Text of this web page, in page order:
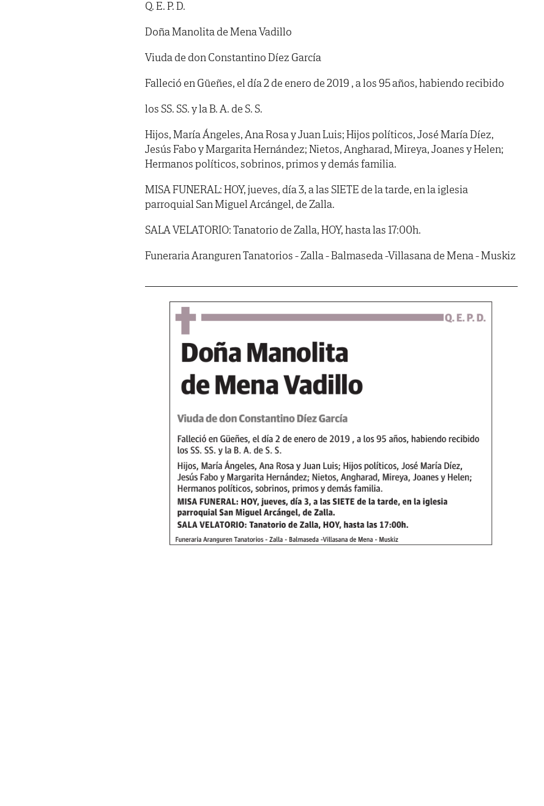
Q. E. P. D.
Doña Manolita de Mena Vadillo
Viuda de don Constantino Díez García
Falleció en Güeñes, el día 2 de enero de 2019 , a los 95 años, habiendo recibido
los SS. SS. y la B. A. de S. S.
Hijos, María Ángeles, Ana Rosa y Juan Luis; Hijos políticos, José María Díez,
Jesús Fabo y Margarita Hernández; Nietos, Angharad, Mireya, Joanes y Helen;
Hermanos políticos, sobrinos, primos y demás familia.
MISA FUNERAL: HOY, jueves, día 3, a las SIETE de la tarde, en la iglesia
parroquial San Miguel Arcángel, de Zalla.
SALA VELATORIO: Tanatorio de Zalla, HOY, hasta las 17:00h.
Funeraria Aranguren Tanatorios - Zalla - Balmaseda -Villasana de Mena - Muskiz